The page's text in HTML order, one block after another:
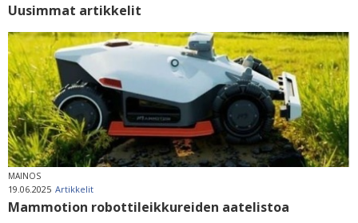
Uusimmat artikkelit
MAINOS
19.06.2025 Artikkelit
Mammotion robottileikkureiden aatelistoa